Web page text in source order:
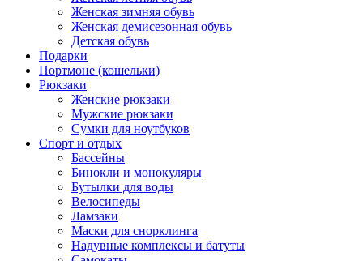
Женская зимняя обувь
Женская демисезонная обувь
Детская обувь
Подарки
Портмоне (кошельки)
Рюкзаки
Женские рюкзаки
Мужские рюкзаки
Сумки для ноутбуков
Спорт и отдых
Бассейны
Бинокли и монокуляры
Бутылки для воды
Велосипеды
Ламзаки
Маски для снорклинга
Надувные комплексы и батуты